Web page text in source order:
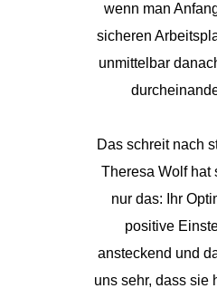
wenn man
sicheren
unmittelbar
Das schreit nach
Theresa Wolf hat
nur das: Ihr
positive
ansteckend und
uns sehr, dass sie